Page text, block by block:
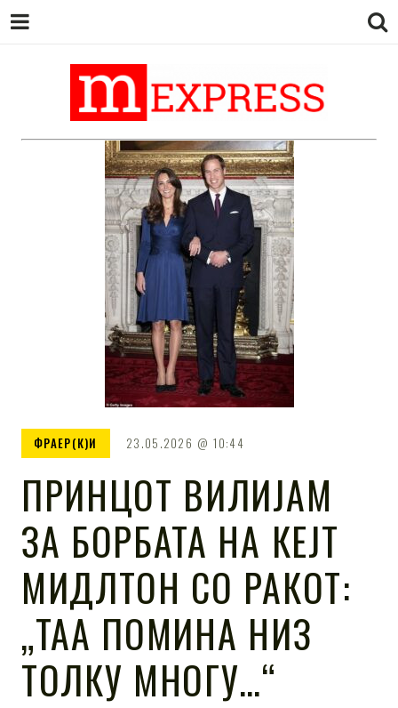
M EXPRESS
Сител
ФРАЕР(К)И 23.05.2026 10:44
ПРИНЦОТ ВИЛИЈАМ
ЗА БОРБАТА НА КЕЈТ
МИДЛТОН СО РАКОТ:
„ТАА ПОМИНА НИЗ
ТОЛКУ МНОГУ…“